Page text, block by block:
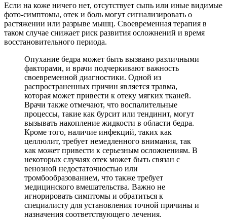
Если на коже ничего нет, отсутствует сыпь или иные видимые
фото-симптомы, отек и боль могут сигнализировать о
растяжении или разрыве мышц. Своевременная терапия в
таком случае снижает риск развития осложнений и время
восстановительного периода.
Опухание бедра может быть вызвано различными
факторами, и врачи подчеркивают важность
своевременной диагностики. Одной из
распространенных причин является травма,
которая может привести к отеку мягких тканей.
Врачи также отмечают, что воспалительные
процессы, такие как бурсит или тендинит, могут
вызывать накопление жидкости в области бедра.
Кроме того, наличие инфекций, таких как
целлюлит, требует немедленного внимания, так
как может привести к серьезным осложнениям. В
некоторых случаях отек может быть связан с
венозной недостаточностью или
тромбообразованием, что также требует
медицинского вмешательства. Важно не
игнорировать симптомы и обратиться к
специалисту для установления точной причины и
назначения соответствующего лечения.